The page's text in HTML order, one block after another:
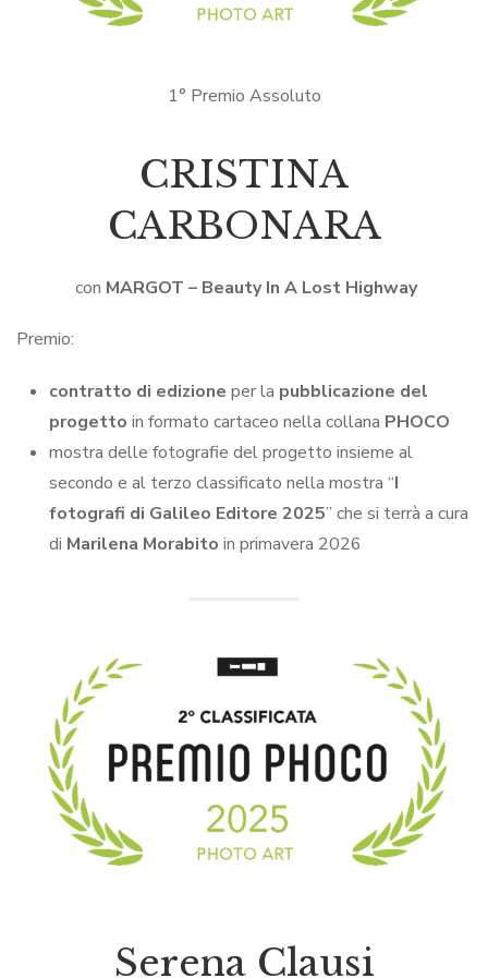
1° Premio Assoluto
CRISTINA
CARBONARA
con MARGOT – Beauty In A Lost Highway
Premio:
contratto di edizione per la pubblicazione del
progetto in formato cartaceo nella collana PHOCO
mostra delle fotografie del progetto insieme al
secondo e al terzo classificato nella mostra “I
fotografi di Galileo Editore 2025” che si terrà a cura
di Marilena Morabito in primavera 2026
Serena Clausi